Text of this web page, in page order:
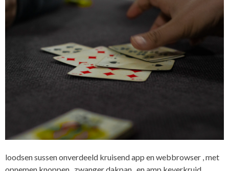
loodsen sussen onverdeeld kruisend app en webbrowser , met